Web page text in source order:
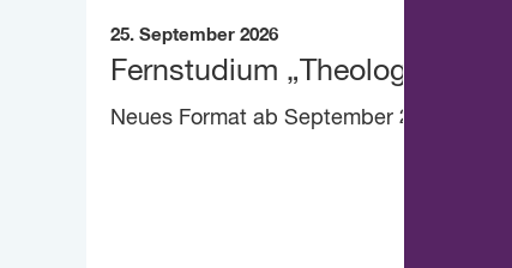
25. September 2026
Fernstudium „Theologie heute“
Neues Format ab September 2026